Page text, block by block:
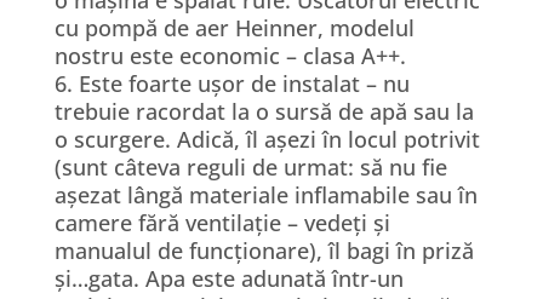
cu pompă de aer Heinner, modelul
nostru este economic – clasa A++.
6. Este foarte ușor de instalat – nu
trebuie racordat la o sursă de apă sau la
o scurgere. Adică, îl așezi în locul potrivit
(sunt câteva reguli de urmat: să nu fie
așezat lângă materiale inflamabile sau în
camere fără ventilație – vedeți și
manualul de funcționare), îl bagi în priză
și…gata. Apa este adunată într-un